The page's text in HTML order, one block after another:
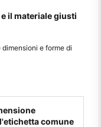
il materiale giusti
e forme di
comune